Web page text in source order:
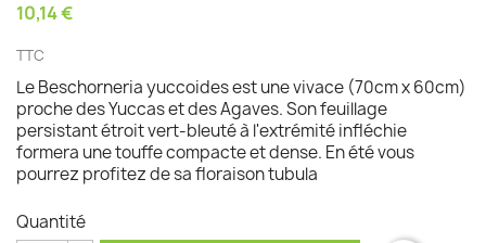
10,14 €
TTC
Le Beschorneria yuccoides est une vivace (70cm x 60cm)
proche des Yuccas et des Agaves. Son feuillage
persistant étroit vert-bleuté à l'extrémité infléchie
formera une touffe compacte et dense. En été vous
pourrez profitez de sa floraison tubula
Quantité